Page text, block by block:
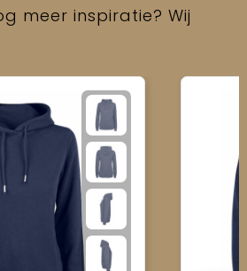
meer inspiratie? Wij